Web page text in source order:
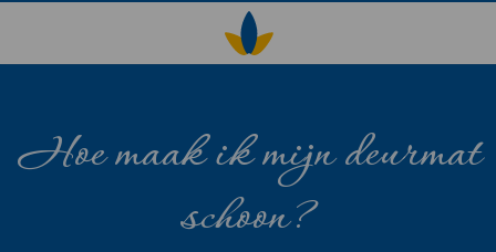
Hoe maak ik mijn deurmat
schoon?